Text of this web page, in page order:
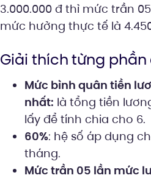
3.000.000 đ thì mức trần 05
mức hưởng thực tế là
Giải thích từng
Mức bình quân tiền
nhất: là tổng tiền
lấy để tính chia cho 6.
60%: hệ số áp dụng
tháng.
Mức trần 05 lần mức